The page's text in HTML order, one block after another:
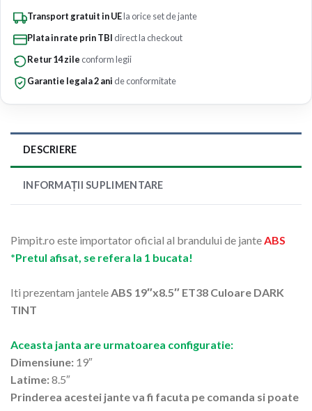
Transport gratuit in UEla orice set de jante
Plata in rate prin TBI direct la checkout
Retur 14 zile conform legii
Garantie legala 2 ani de conformitate
DESCRIERE
INFORMAȚII SUPLIMENTARE
Pimpit.ro este importator oficial al brandului de janteABS
*Pretul afisat, se refera la 1 bucata!
Iti prezentam janteleABS 19″x8.5″ ET38 Culoare DARK
TINT
Aceasta janta are urmatoarea configuratie:
Dimensiune: 19″
Latime:8.5″
Prinderea acestei jante va fi facuta pe comanda si poate